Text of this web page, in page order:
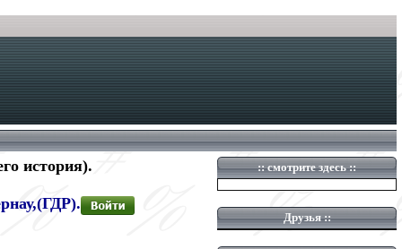
история). ::смотрите здесь::
Друзья::